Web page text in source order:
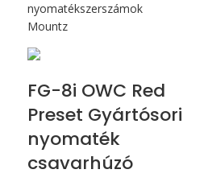
nyomatékszerszámok
Mountz
FG-8i OWC Red
Preset Gyártósori
nyomaték
csavarhúzó